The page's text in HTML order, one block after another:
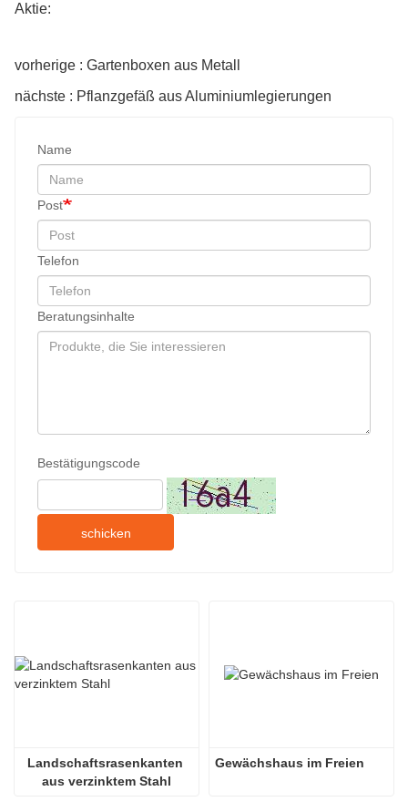
Aktie:
vorherige : Gartenboxen aus Metall
nächste : Pflanzgefäß aus Aluminiumlegierungen
Name
Post
Telefon
Beratungsinhalte
Bestätigungscode
schicken
Landschaftsrasenkanten
aus verzinktem Stahl
Gewächshaus im Freien